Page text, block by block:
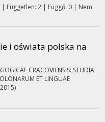
| Független: 2 | Függő: 0 | Nem
i oświata polska na
CRACOVIENSIS: STUDIA
ET LINGUAE